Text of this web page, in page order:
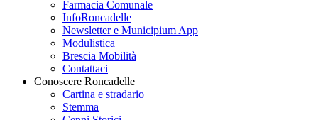
Farmacia Comunale
InfoRoncadelle
Newsletter e Municipium App
Modulistica
Brescia Mobilità
Contattaci
Conoscere Roncadelle
Cartina e stradario
Stemma